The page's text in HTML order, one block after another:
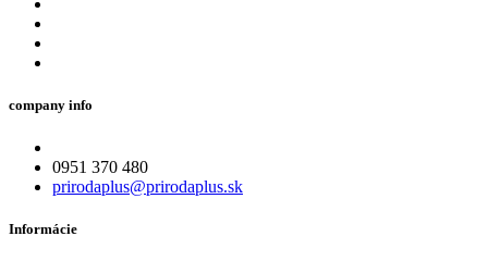
company info
0951 370 480
prirodaplus@prirodaplus.sk
Informácie